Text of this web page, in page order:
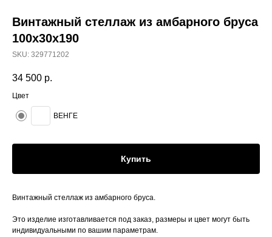
Винтажный стеллаж из амбарного бруса
100х30х190
SKU: 329771202
34 500 р.
Цвет
ВЕНГЕ
Купить
Винтажный стеллаж из амбарного бруса.
Это изделие изготавливается под заказ, размеры и цвет могут быть
индивидуальными по вашим параметрам.